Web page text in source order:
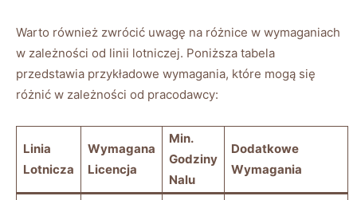
Warto również zwrócić uwagę na różnice w wymaganiach
w zależności od linii lotniczej. Poniższa tabela
przedstawia przykładowe wymagania, które mogą się
różnić w zależności od pracodawcy:
Linia
Lotnicza
Wymagana
Licencja
Min.
Godziny
Nalu
Dodatkowe
Wymagania